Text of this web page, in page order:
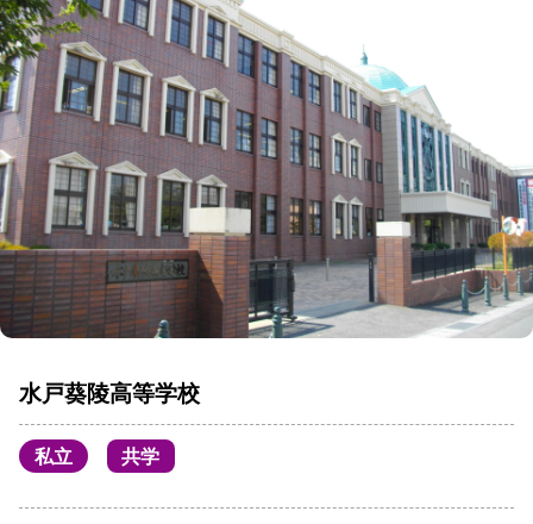
水戸葵陵高等学校
私立 共学